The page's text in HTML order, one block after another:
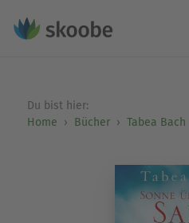
Du bist hier:
Home
Bücher Tabea Bach